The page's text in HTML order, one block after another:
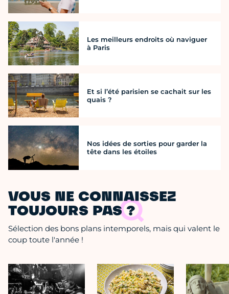
Les meilleurs endroits où naviguer
à Paris
Et si l’été parisien se cachait sur les
quais ?
Nos idées de sorties pour garder la
tête dans les étoiles
VOUS NE CONNAISSEZ
TOUJOURS PAS ?
Sélection des bons plans intemporels, mais qui valent le
coup toute l'année !